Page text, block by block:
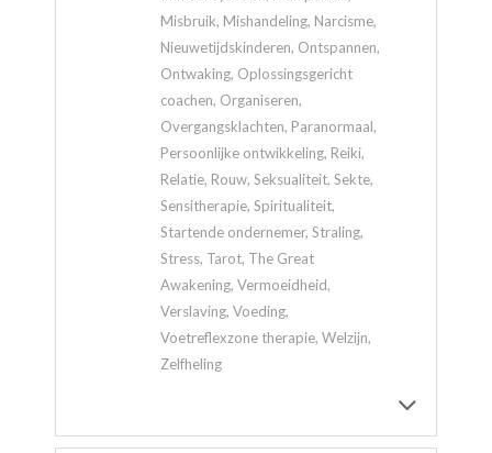
Misbruik, Mishandeling, Narcisme,
Nieuwetijdskinderen, Ontspannen,
Ontwaking, Oplossingsgericht
coachen, Organiseren,
Overgangsklachten, Paranormaal,
Persoonlijke ontwikkeling, Reiki,
Relatie, Rouw, Seksualiteit, Sekte,
Sensitherapie, Spiritualiteit,
Startende ondernemer, Straling,
Stress, Tarot, The Great
Awakening, Vermoeidheid,
Verslaving, Voeding,
Voetreflexzone therapie, Welzijn,
Zelfheling